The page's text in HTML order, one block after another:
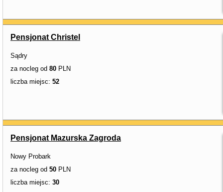
Pensjonat Christel
Sądry
za nocleg od 80 PLN
liczba miejsc: 52
Pensjonat Mazurska Zagroda
Nowy Probark
za nocleg od 50 PLN
liczba miejsc: 30